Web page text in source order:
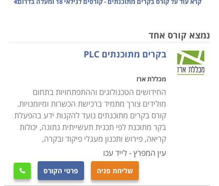
תהליך בקרה נעשו בעבר באופן ידני, ברמת דיוק פחותה
ותגובה איטית, אשר הקשו על הצורך בשמירת ערכים
קבועים של משתנים כגון לחץ, חום, זרימה, או לחות.
ההתפתחויות הטכנולוגיות הביאו לפיתוח תחום הנדסת
המכשור והבקרה. תחום זה עוסק בתכנון ויישום מערכות
ממוחשבות לבקרת משתנים כמו ספיקה, טמפרטורה, תנאי
אקלים, בקרת נוזלים, מערכות הנעה, משקל, אנרגיה
ורובוטיקה, איסוף נתונים ומעקב אחרי פעילות המערכת
המכשור והבקרה משמשים כיום בתפקיד מרכזי במפעלים
נמצא קורס אחד
בקרים מתוכנתים PLC
מכללת ארז
החידושים הטכנולוגים וההתפתחויות בתחום
מולידים צורך מתמיד ברכישת הכשרות ומיומנויות.
קורס בקרים מתוכנתים נועד להקנות ידע בהפעלת
בקר מתוכנת לפי תכנית תעשייתית נתונה, יכולות
קריאה, פירוש ותכנון מעגלי פיקוד ובקרה,
עין המפרץ - לייד עכו
שליחת פניה פרטי הקורס 